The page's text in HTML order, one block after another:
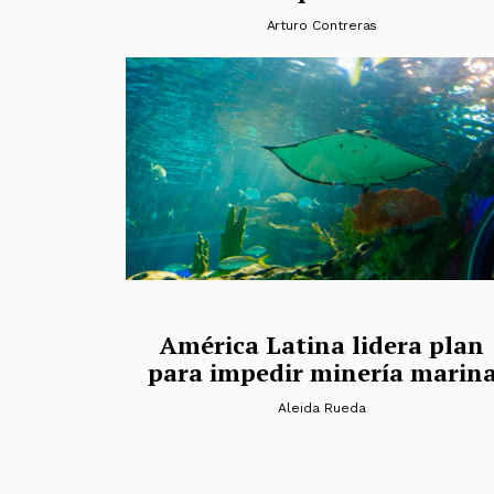
Arturo Contreras
América Latina lidera plan
para impedir minería
Aleida Rueda